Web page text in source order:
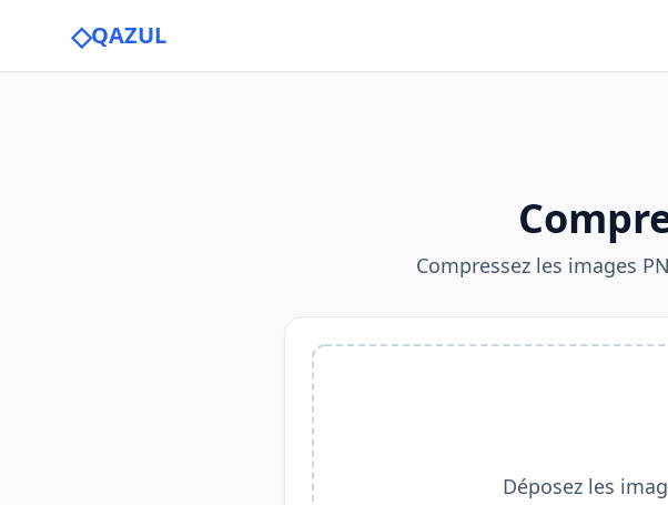
◇QAZUL
Compressez les images
Déposez les